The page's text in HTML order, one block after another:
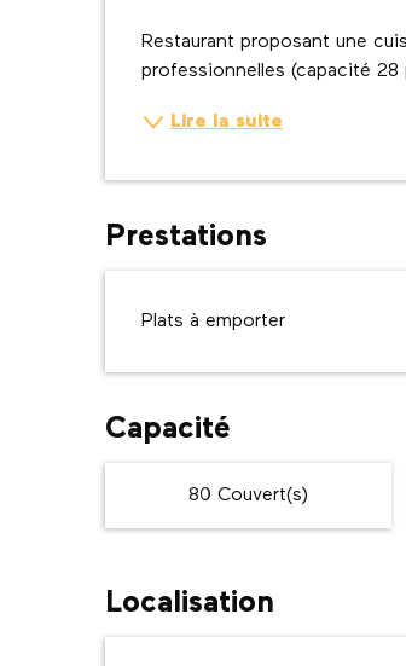
Description
Restaurant proposant une
professionnelles (capacité 28
Lire la suite
Prestations
Plats à emporter
Capacité
80 Couvert(s)
Localisation